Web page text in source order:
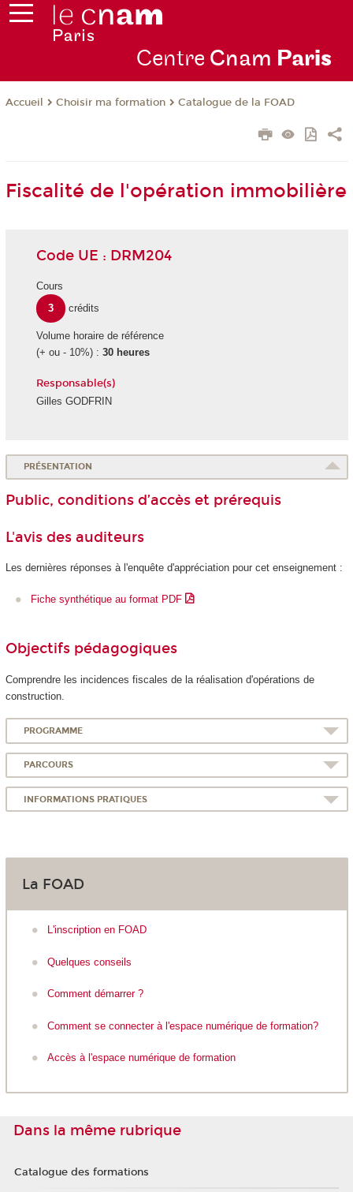
Centre Cnam Paris
Accueil Choisir ma formation Catalogue de la FOAD
Fiscalité de l'opération immobilière
Code UE : DRM204
Cours
3
crédits
Volume horaire de référence
(+ ou - 10%) : 30 heures
Responsable(s)
Gilles GODFRIN
PRÉSENTATION
Public, conditions d’accès et prérequis
L'avis des auditeurs
Les dernières réponses à l'enquête d'appréciation pour cet enseignement :
Fiche synthétique au format PDF
Objectifs pédagogiques
Comprendre les incidences fiscales de la réalisation d'opérations de
construction.
PROGRAMME
PARCOURS
INFORMATIONS PRATIQUES
La FOAD
L'inscription en FOAD
Quelques conseils
Comment démarrer ?
Comment se connecter à l'espace numérique de formation?
Accès à l'espace numérique de formation
Dans la même rubrique
Catalogue des formations